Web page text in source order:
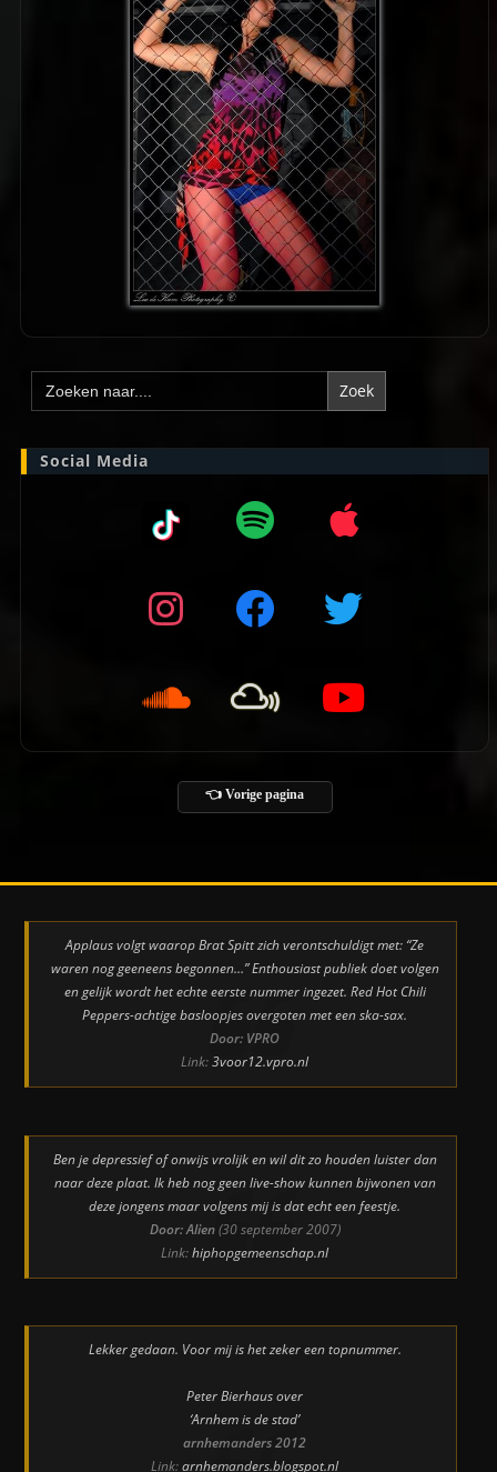
Zoek
naar:
Social Media
👈 Vorige pagina
Applaus volgt waarop Brat Spitt zich verontschuldigt met: “Ze
waren nog geeneens begonnen…” Enthousiast publiek doet volgen
en gelijk wordt het echte eerste nummer ingezet. Red Hot Chili
Peppers-achtige basloopjes overgoten met een ska-sax.
Door: VPRO
Link:3voor12.vpro.nl
Ben je depressief of onwijs vrolijk en wil dit zo houden luister dan
naar deze plaat. Ik heb nog geen live-show kunnen bijwonen van
deze jongens maar volgens mij is dat echt een feestje.
Door: Alien(30 september 2007)
Link:hiphopgemeenschap.nl
Lekker gedaan. Voor mij is het zeker een topnummer.
Peter Bierhaus over
‘Arnhem is de stad’
arnhemanders 2012
Link:arnhemanders.blogspot.nl